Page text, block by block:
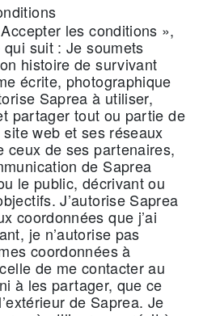
les conditions »,
suit : Je soumets
histoire de survivant
écrite, photographique
Saprea à utiliser,
partager tout ou partie de
web et ses réseaux
ceux de ses partenaires,
de Saprea
le public, décrivant ou
J’autorise Saprea
coordonnées que j’ai
je n’autorise pas
coordonnées à
de me contacter au
à les partager, que ce
de Saprea. Je